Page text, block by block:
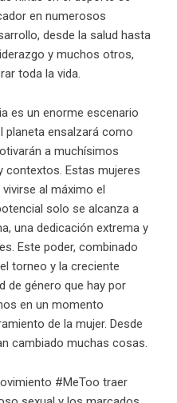
en numerosos
desde la salud hasta
y muchos otros,
toda la vida.
es un enorme escenario
planeta ensalzará como
a muchísimos
contextos. Estas mujeres
al máximo el
solo se alcanza a
una dedicación extrema y
Este poder, combinado
torneo y la creciente
de género que hay por
en un momento
de la mujer. Desde
cambiado muchas cosas.
#MeToo traer